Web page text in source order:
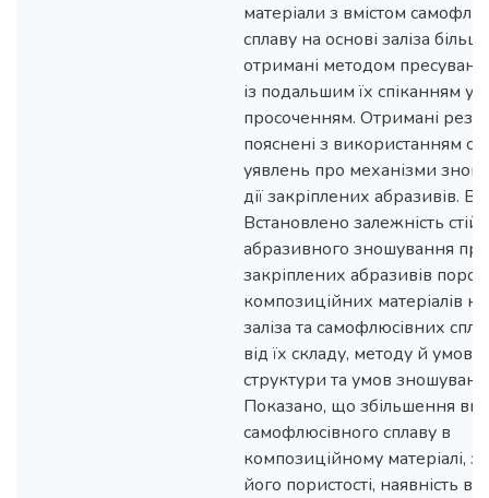
матеріали з вмістом
сплаву на основі заліза
отримані методом
із подальшим їх спіканням у
просоченням. Отримані
пояснені з використанням
уявлень про механізми
дії закріплених абразивів.
Встановлено залежність
абразивного зношування при
закріплених абразивів
композиційних матеріалів на
заліза та самофлюсівних
від їх складу, методу й умов
структури та умов
Показано, що збільшення
самофлюсівного сплаву в
композиційному матеріалі,
його пористості, наявність